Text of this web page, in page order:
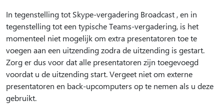
In tegenstelling tot Skype-vergadering Broadcast , en in
tegenstelling tot een typische Teams-vergadering, is het
momenteel niet mogelijk om extra presentatoren toe te
voegen aan een uitzending zodra de uitzending is gestart.
Zorg er dus voor dat alle presentatoren zijn toegevoegd
voordat u de uitzending start. Vergeet niet om externe
presentatoren en back-upcomputers op te nemen als u deze
gebruikt.